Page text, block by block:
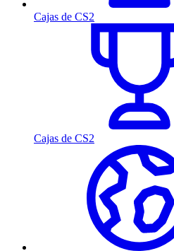
Cajas de CS2
Cajas de CS2